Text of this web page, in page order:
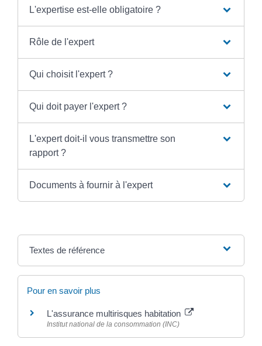
L'expertise est-elle obligatoire ?
Rôle de l'expert
Qui choisit l'expert ?
Qui doit payer l'expert ?
L'expert doit-il vous transmettre son
rapport ?
Documents à fournir à l'expert
Textes de référence
Pour en savoir plus
L'assurance multirisques habitation
Institut national de la consommation (INC)